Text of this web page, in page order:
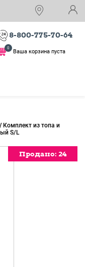
8-800-775-70-64
Ваша корзина пуста
0
/ Комплект из топа и
S/L
Продано: 24
Продано: 24
Продано: 24
Продано: 24